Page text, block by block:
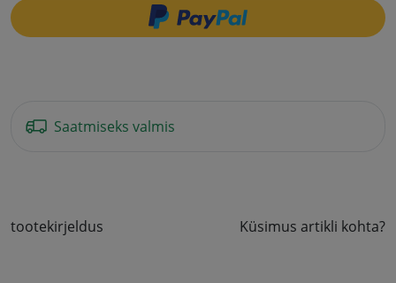
Saatmiseks valmis
tootekirjeldus Küsimus artikli kohta?